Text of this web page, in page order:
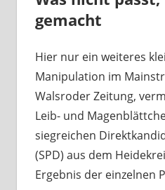
gemacht
Hier nur ein weiteres
Manipulation im
Walsroder Zeitung,
Leib- und
siegreichen
(SPD) aus dem
Ergebnis der einzelnen